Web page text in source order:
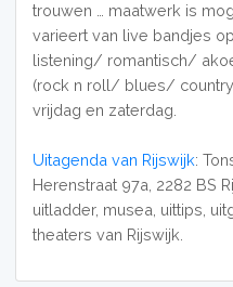
trouwen … maatwerk is
varieert van live bandjes
listening/ romantisch/
(rock n roll/ blues/
vrijdag en zaterdag.
Uitagenda van Rijswijk:
Herenstraat 97a, 2282 BS
uitladder, musea, uittips,
theaters van Rijswijk.